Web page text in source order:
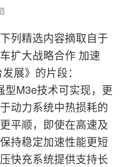
列精选内容摘取自于
扩大战略合作 加速
展》的片段：
型M3e技术可实现，更
动力系统中热损耗的
平顺，即使在高速及
持稳定加速性能更短
快充系统提供支持长